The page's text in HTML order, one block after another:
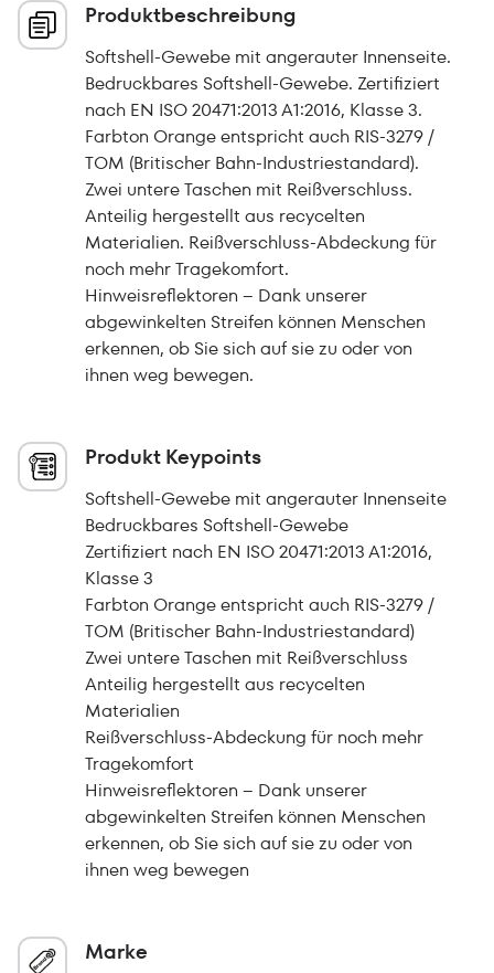
Produktbeschreibung
Softshell-Gewebe mit angerauter Innenseite.
Bedruckbares Softshell-Gewebe. Zertifiziert
nach EN ISO 20471:2013 A1:2016, Klasse 3.
Farbton Orange entspricht auch RIS-3279 /
TOM (Britischer Bahn-Industriestandard).
Zwei untere Taschen mit Reißverschluss.
Anteilig hergestellt aus recycelten
Materialien. Reißverschluss-Abdeckung für
noch mehr Tragekomfort.
Hinweisreflektoren – Dank unserer
abgewinkelten Streifen können Menschen
erkennen, ob Sie sich auf sie zu oder von
ihnen weg bewegen.
Produkt Keypoints
Softshell-Gewebe mit angerauter Innenseite
Bedruckbares Softshell-Gewebe
Zertifiziert nach EN ISO 20471:2013 A1:2016,
Klasse 3
Farbton Orange entspricht auch RIS-3279 /
TOM (Britischer Bahn-Industriestandard)
Zwei untere Taschen mit Reißverschluss
Anteilig hergestellt aus recycelten
Materialien
Reißverschluss-Abdeckung für noch mehr
Tragekomfort
Hinweisreflektoren – Dank unserer
abgewinkelten Streifen können Menschen
erkennen, ob Sie sich auf sie zu oder von
ihnen weg bewegen
Marke